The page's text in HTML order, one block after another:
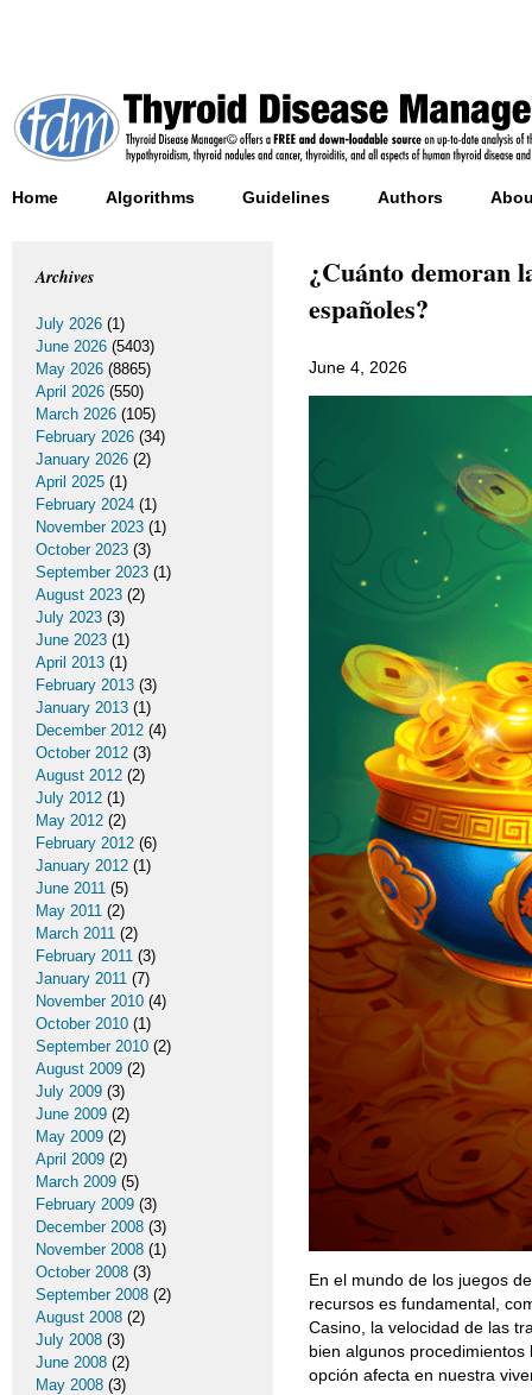
Home Algorithms Guidelines Authors
¿Cuánto demoran
españoles?
June 4, 2026
En el mundo de los juegos
recursos es fundamental,
Casino, la velocidad de las
bien algunos
opción afecta en nuestra
Archives
July 2026 (1)
June 2026 (5403)
May 2026 (8865)
April 2026 (550)
March 2026 (105)
February 2026 (34)
January 2026 (2)
April 2025 (1)
February 2024 (1)
November 2023 (1)
October 2023 (3)
September 2023 (1)
August 2023 (2)
July 2023 (3)
June 2023 (1)
April 2013 (1)
February 2013 (3)
January 2013 (1)
December 2012 (4)
October 2012 (3)
August 2012 (2)
July 2012 (1)
May 2012 (2)
February 2012 (6)
January 2012 (1)
June 2011 (5)
May 2011 (2)
March 2011 (2)
February 2011 (3)
January 2011 (7)
November 2010 (4)
October 2010 (1)
September 2010 (2)
August 2009 (2)
July 2009 (3)
June 2009 (2)
May 2009 (2)
April 2009 (2)
March 2009 (5)
February 2009 (3)
December 2008 (3)
November 2008 (1)
October 2008 (3)
September 2008 (2)
August 2008 (2)
July 2008 (3)
June 2008 (2)
May 2008 (3)